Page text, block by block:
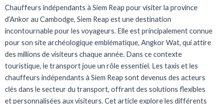
Chauffeurs indépendants à Siem Reap pour visiter la province
d’Ankor au Cambodge, Siem Reap est une destination
incontournable pour les voyageurs. Elle est principalement connue
pour son site archéologique emblématique, Angkor Wat, qui attire
des millions de visiteurs chaque année. Dans ce contexte
touristique, le transport joue un rôle essentiel. Les taxis et les
chauffeurs indépendants à Siem Reap sont devenus des acteurs
clés dans le secteur du transport, offrant des solutions flexibles
et personnalisées aux visiteurs. Cet article explore les différents